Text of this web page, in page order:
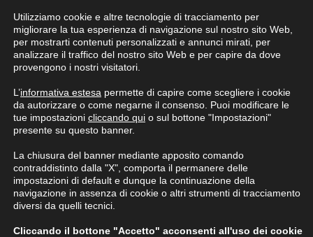
Condizioni generali di fornitura
Utilizziamo cookie e altre tecnologie di tracciamento per
migliorare la tua esperienza di navigazione sul nostro sito Web,
per mostrarti contenuti personalizzati e annunci mirati, per
analizzare il traffico del nostro sito Web e per capire da dove
provengono i nostri visitatori.
L’informativa estesa permette di capire come scegliere i cookie
da autorizzare o come negarne il consenso. Puoi modificare le
tue impostazioni cliccando qui o sul bottone "Impostazioni"
presente su questo banner.
La chiusura del banner mediante apposito comando
contraddistinto dalla "X", comporta il permanere delle
impostazioni di default e dunque la continuazione della
navigazione in assenza di cookie o altri strumenti di tracciamento
diversi da quelli tecnici.
Cliccando il bottone "Accetto" acconsenti all'uso dei cookie